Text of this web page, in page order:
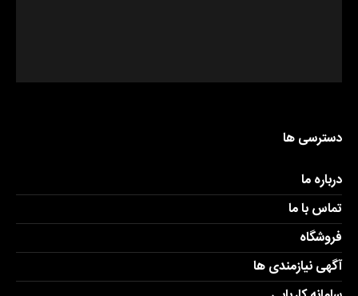
دسترسی ها
درباره ما
تماس با ما
فروشگاه
آگهی نیازمندی ها